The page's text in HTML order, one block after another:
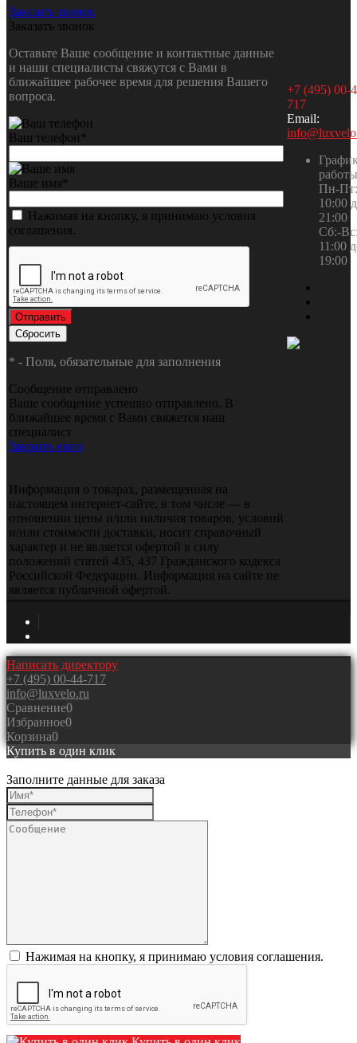
Заказать звонок
Заказать звонок
Оставьте Ваше сообщение и контактные данные
и наши специалисты свяжутся с Вами в
ближайшее рабочее время для решения Вашего
вопроса.
Ваш телефон *
Ваше имя*
Нажимая на кнопку, я принимаю условия
соглашения.
* - Поля, обязательные для заполнения
Сообщение отправлено
Ваше сообщение успешно отправлено. В
ближайшее время с Вами свяжется наш
специалист
Закрыть окно
Информация о товарах, размещенная на
настоящем интернет-сайте, в том числе — в
отношении цены и/или наличия товаров, условий
и/или стоимости доставки, носит справочный
характер и не является офертой в силу
положений статей 435, 437 Гражданского кодекса
Российской Федерации. Информация на сайте не
является публичной офертой.
+7 (495) 00-
717
Email:
работы
Пн-
10:00
21:00
Сб:-
11:00
19:00
Написать директору
+7 (495) 00-44-717
info@luxvelo.ru
Сравнение0
Избранное0
Корзина0
Купить в один клик
Заполните данные для заказа
Нажимая на кнопку, я принимаю условия соглашения.